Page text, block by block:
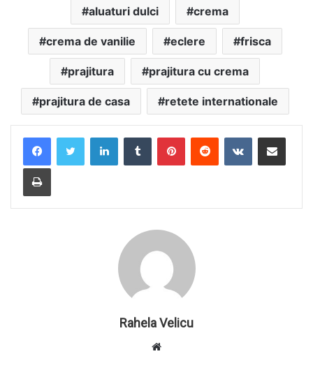
aluaturi dulci crema
crema de vanilie eclere frisca
prajitura prajitura cu crema
prajitura de casa retete internationale
Rahela Velicu